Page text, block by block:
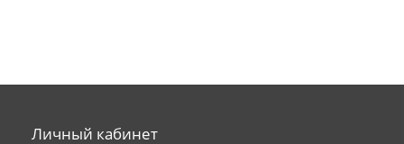
Личный кабинет